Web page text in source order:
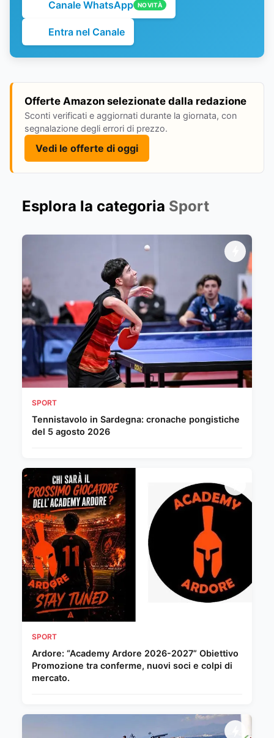
Canale WhatsApp NOVITÀ
Entra nel Canale
Offerte Amazon selezionate dalla redazione
Sconti verificati e aggiornati durante la giornata, con
segnalazione degli errori di prezzo.
Vedi le offerte di oggi
Esplora la categoria Sport
SPORT
Tennistavolo in Sardegna: cronache pongistiche
del 5 agosto 2026
SPORT
Ardore: “Academy Ardore 2026-2027” Obiettivo
Promozione tra conferme, nuovi soci e colpi di
mercato.